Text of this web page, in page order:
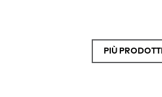
PIÙ PRODOTTI